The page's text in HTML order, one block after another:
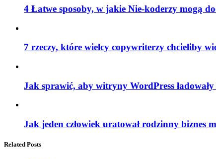
4 Łatwe sposoby, w jakie Nie-koderzy mogą
7 rzeczy, które wielcy copywriterzy chcieliby
Jak sprawić, aby witryny WordPress ładowały
Jak jeden człowiek uratował rodzinny biznes
Related Posts